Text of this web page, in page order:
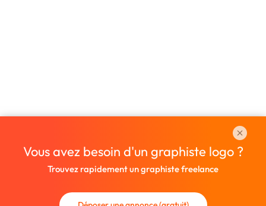
Vous avez besoin d'un graphiste logo ?
Trouvez rapidement un graphiste freelance